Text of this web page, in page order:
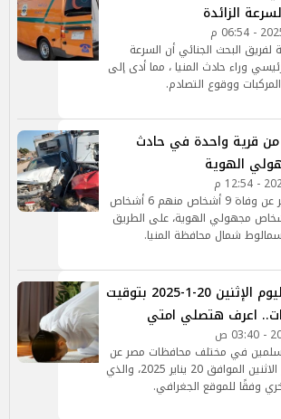
الزائدة
لفريق البحث الجنائي أن السرعة
وراء حادث المنيا ، مما أدى إلى
ووقوع التصادم.
6 وفيات من قرية واحدة في حادث
وقع حادث تصادم أسفر عن وفاة 9 أشخاص منهم 6 أشخاص
واحدة، و3 أشخاص مجهولي الهوية، على الطريق
سمالوط شمال محافظة المنيا.
موعد أذان الفجر اليوم الإثنين 20-1-2025 بتوقيت
اعرف هتصلي امتي
في مختلف محافظات مصر عن
موعد أذان الفجر اليوم الاثنين الموافق 20 يناير 2025، والذي
وفقًا للموقع الجغرافي.